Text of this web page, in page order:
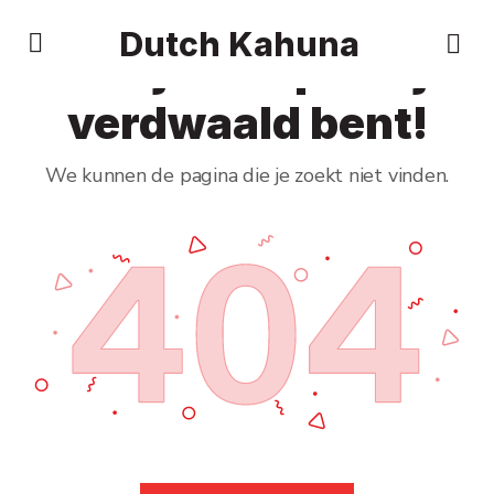
Dutch Kahuna
Het lijkt erop dat je
verdwaald bent!
We kunnen de pagina die je zoekt niet vinden.